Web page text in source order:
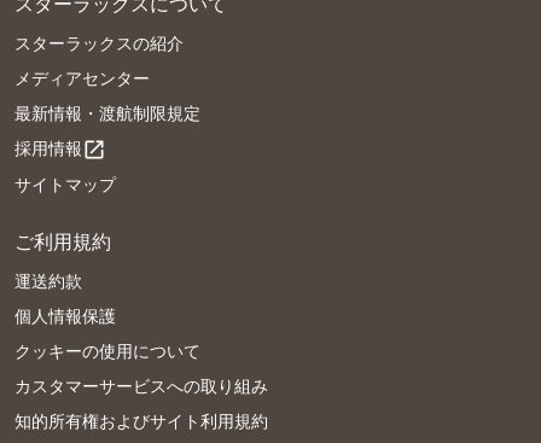
スターラックスの紹介
メディアセンター
最新情報・渡航制限規定
採用情報open_in_new
サイトマップ
ご利用規約
運送約款
個人情報保護
クッキーの使用について
カスタマーサービスへの取り組み
知的所有権およびサイト利用規約